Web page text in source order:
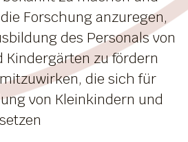
Forschung anzuregen,
des Personals von
Kindergärten zu fördern
die sich für
von Kleinkindern und